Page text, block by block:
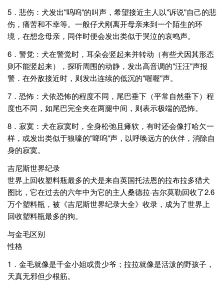
5．悲伤：犬发出"呜呜"的叫声，希望接近主人以"诉说"自己的悲
伤，痛苦和不幸等。一般仔犬刚离开母亲来到一个陌生的环
境，在想念母亲，同伴时便会发出类似于哭泣的哀鸣声。
6．警觉：犬在警觉时，耳朵会竖起来并转动（有些犬因其形态
则不能竖起来），探听周围的动静，发出高音调的"汪汪"声报
警．在外敌接近时，则发出连续的低沉的"喔喔"声。
7．恐怖：犬依恐怖的程度不同，尾巴垂下（平常自然垂下）程
度也不同，如尾巴完全夹在两腿中间，则表示极端的恐怖。
8．寂寞：犬在寂寞时，全身松弛且瘫软，有时还会像打哈欠一
样，或发出类似于狼嚎的"啤呜"声，以呼唤远方的伙伴，消除自
身的寂寞。
吉尼斯世界纪录
世界上回收塑料瓶最多的犬是来自英国托法恩的拉布拉多猎犬
图比，它在过去的六年中为它的主人桑德拉·吉尔莫勒回收了2.6
万个塑料瓶，被《吉尼斯世界纪录大全》收录，成为了世界上
回收塑料瓶最多的狗。
与金毛区别
性格
1．金毛就像是千金小姐或贵少爷；拉拉就像是活泼的野孩子，
天真无邪但少根筋。